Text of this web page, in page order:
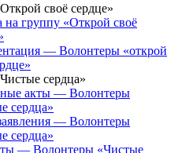
своё сердце»
на группу «Открой своё
— Волонтеры «открой
сердца»
акты — Волонтеры
сердца»
— Волонтеры
сердца»
— Волонтеры «Чистые